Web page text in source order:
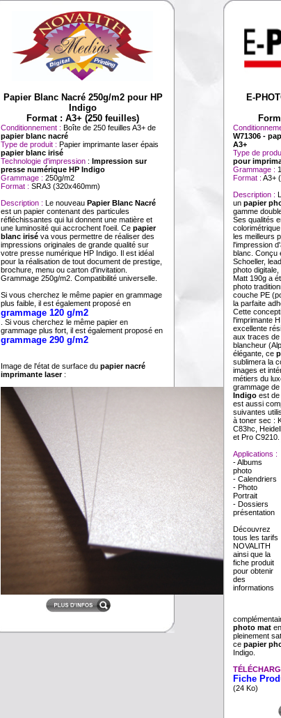
Papier Blanc Nacré 250g/m2 pour HP
Indigo
Format : A3+ (250 feuilles)
Conditionnement : Boîte de 250 feuilles A3+ de
papier blanc nacré
Type de produit : Papier imprimante laser épais
papier blanc irisé
Technologie d'impression : Impression sur
presse numérique HP Indigo
Grammage : 250g/m2
Format : SRA3 (320x460mm)
Description : Le nouveau Papier Blanc Nacré
est un papier contenant des particules
réfléchissantes qui lui donnent une matière et
une luminosité qui accrochent l'oeil. Ce papier
blanc irisé va vous permettre de réaliser des
impressions originales de grande qualité sur
votre presse numérique HP Indigo. Il est idéal
pour la réalisation de tout document de prestige,
brochure, menu ou carton d'invitation.
Grammage 250g/m2. Compatibilité universelle.
Si vous cherchez le même papier en grammage
plus faible, il est également proposé en
grammage 120 g/m2
. Si vous cherchez le même papier en
grammage plus fort, il est également proposé en
grammage 290 g/m2
Image de l'état de surface du papier nacré
imprimante laser:
E-
W71306 -
A3+
Type de
pour
Grammage :
Format : A3+
Description :
un papier
gamme
Ses qualités
les meilleurs
l'impression
blanc. Conçu
Schoeller,
photo
Matt 190g a
photo
couche PE
la parfaite
Cette
l'imprimante
excellente
aux traces
blancheur
élégante, ce
sublimera la
images et
métiers du
grammage
Indigo est de
est aussi
suivantes
à toner sec :
C83hc,
et Pro C9210.
Applications :
- Albums
photo
- Calendriers
- Photo
Portrait
- Dossiers
présentation
Découvrez
tous les tarifs
NOVALITH
ainsi que la
fiche produit
pour obtenir
des
informations
photo mat
pleinement
ce papier
Indigo.
Fiche
(24 Ko)